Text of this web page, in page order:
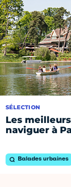
SÉLECTION
Les
naviguer à
Balades urbaines